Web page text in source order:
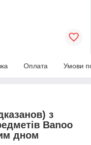
Оплата Умови
з
Banoo
дном